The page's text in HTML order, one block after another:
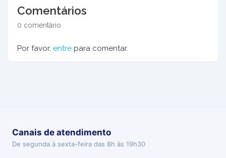
Comentários
0 comentário
Por favor, entre para comentar.
Canais de atendimento
De segunda à sexta-feira das 8h às 19h30